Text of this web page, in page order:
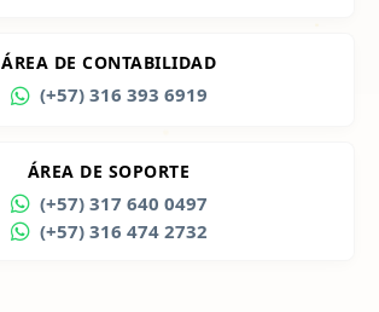
ÁREA DE CONTABILIDAD
(+57) 316 393 6919
ÁREA DE SOPORTE
(+57) 317 640 0497
(+57) 316 474 2732